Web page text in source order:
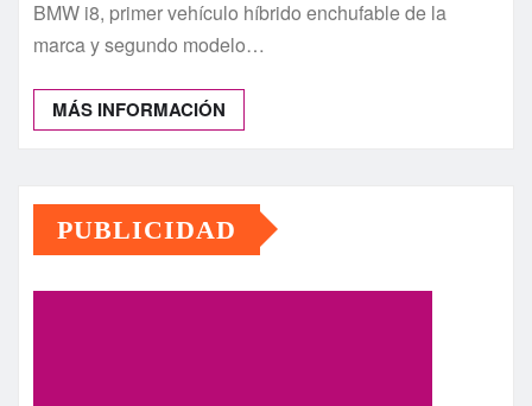
BMW i8, primer vehículo híbrido enchufable de la
marca y segundo modelo…
MÁS INFORMACIÓN
PUBLICIDAD